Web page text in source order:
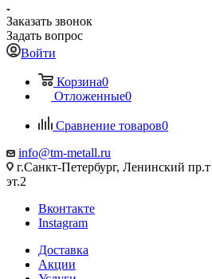
Заказать звонок
Задать вопрос
Войти
Корзина0
Отложенные0
Сравнение товаров0
info@tm-metall.ru
г.Санкт-Петербург, Ленинский
эт.2
Вконтакте
Instagram
Доставка
Акции